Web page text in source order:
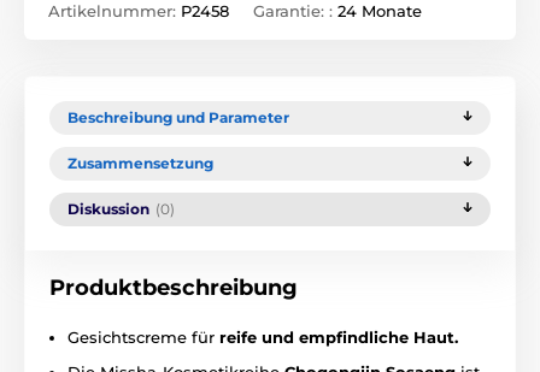
Artikelnummer: P2458 Garantie: : 24 Monate
Beschreibung und Parameter
Zusammensetzung
Diskussion (0)
Produktbeschreibung
Gesichtscreme für reife und empfindliche Haut.